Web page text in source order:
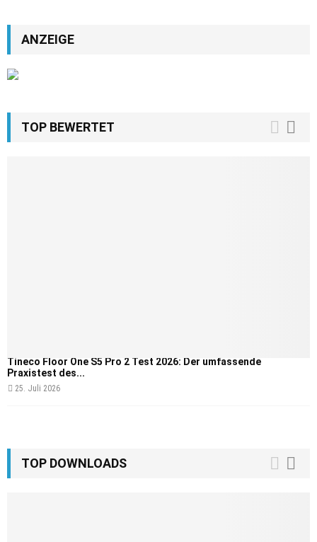
ANZEIGE
TOP BEWERTET
Tineco Floor One S5 Pro 2 Test 2026: Der umfassende
Praxistest des...
25. Juli 2026
TOP DOWNLOADS